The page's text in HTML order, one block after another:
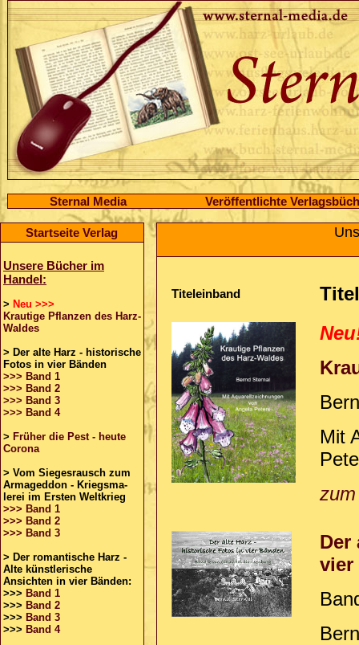
Sternal Media Veröffentlichte
Startseite Verlag
Unsere Bücher im
Handel:
> Neu >>>
Krautige Pflanzen des Harz-
Waldes
> Der alte Harz - historische
Fotos in vier Bänden
>>> Band 1
>>> Band 2
>>> Band 3
>>> Band 4
> Früher die Pest - heute
Corona
> Vom Siegesrausch zum
Armageddon - Kriegsma-
lerei im Ersten Weltkrieg
>>> Band 1
>>> Band 2
>>> Band 3
> Der romantische Harz -
Alte künstlerische
Ansichten in vier Bänden:
>>> Band 1
>>> Band 2
>>> Band 3
>>> Band 4
Titeleinband
Mit
Der
vier